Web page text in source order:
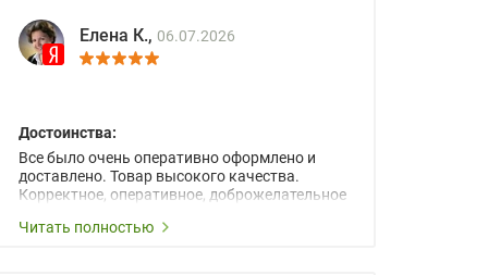
Елена К., 06.07.2026
Достоинства:
Все было очень оперативно оформлено и
доставлено. Товар высокого качества.
Корректное, оперативное, доброжелательное
Читать полностью